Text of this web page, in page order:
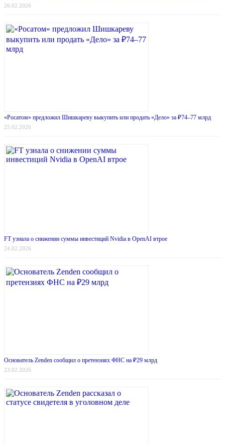
26.02.2026
«Росатом» предложил Шишкареву выкупить или продать «Дело» за ₽74–77 млрд
25.02.2026
FT узнала о снижении суммы инвестиций Nvidia в OpenAI втрое
24.02.2026
Основатель Zenden сообщил о претензиях ФНС на ₽29 млрд
23.02.2026